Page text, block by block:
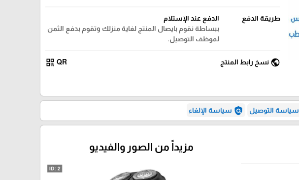
طريقة الدفع
الدفع عند الإستلام
ببساطة نقوم بايصال المنتج لغاية منزلك وتقوم بدفع الثمن
لموظف التوصيل.
public نسخ رابط المنتج QR
qr_code
سياسة التوصيل policy سياسة الإلغاء
مزيداً من الصور والفيديو